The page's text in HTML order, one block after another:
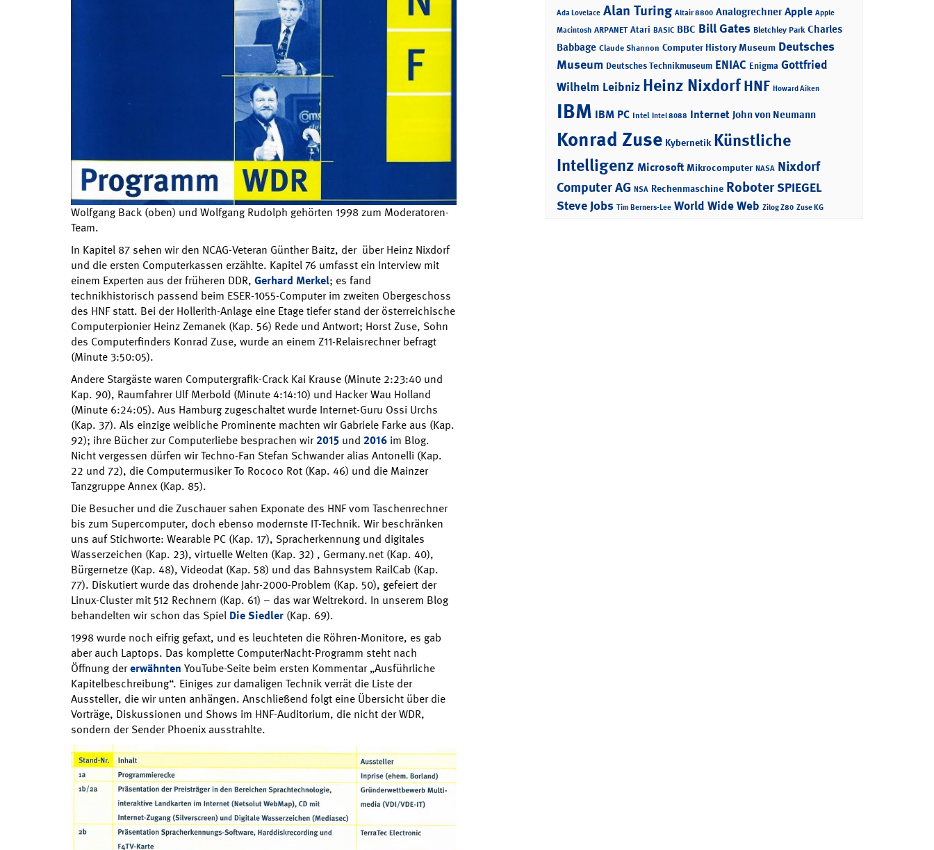
Wolfgang Back (oben) und Wolfgang Rudolph gehörten 1998 zum Moderatoren-
Team.
In Kapitel 87 sehen wir den NCAG-Veteran Günther Baitz, der über Heinz Nixdorf
und die ersten Computerkassen erzählte. Kapitel 76 umfasst ein Interview mit
einem Experten aus der früheren DDR, Gerhard Merkel; es fand
technikhistorisch passend beim ESER-1055-Computer im zweiten Obergeschoss
des HNF statt. Bei der Hollerith-Anlage eine Etage tiefer stand der österreichische
Computerpionier Heinz Zemanek (Kap. 56) Rede und Antwort; Horst Zuse, Sohn
des Computerfinders Konrad Zuse, wurde an einem Z11-Relaisrechner befragt
(Minute 3:50:05).
Andere Stargäste waren Computergrafik-Crack Kai Krause (Minute 2:23:40 und
Kap. 90), Raumfahrer Ulf Merbold (Minute 4:14:10) und Hacker Wau Holland
(Minute 6:24:05). Aus Hamburg zugeschaltet wurde Internet-Guru Ossi Urchs
(Kap. 37). Als einzige weibliche Prominente machten wir Gabriele Farke aus (Kap.
92); ihre Bücher zur Computerliebe besprachen wir2015 und 2016 im Blog.
Nicht vergessen dürfen wir Techno-Fan Stefan Schwander alias Antonelli (Kap.
22 und 72), die Computermusiker To Rococo Rot (Kap. 46) und die Mainzer
Tanzgruppe Annex (Kap. 85).
Die Besucher und die Zuschauer sahen Exponate des HNF vom Taschenrechner
bis zum Supercomputer, doch ebenso modernste IT-Technik. Wir beschränken
uns auf Stichworte: Wearable PC (Kap. 17), Spracherkennung und digitales
Wasserzeichen (Kap. 23), virtuelle Welten (Kap. 32) , Germany.net (Kap. 40),
Bürgernetze (Kap. 48), Videodat (Kap. 58) und das Bahnsystem RailCab (Kap.
77). Diskutiert wurde das drohende Jahr-2000-Problem (Kap. 50), gefeiert der
Linux-Cluster mit 512 Rechnern (Kap. 61) – das war Weltrekord. In unserem Blog
behandelten wir schon das Spiel Die Siedler (Kap. 69).
1998 wurde noch eifrig gefaxt, und es leuchteten die Röhren-Monitore, es gab
aber auch Laptops. Das komplette ComputerNacht-Programm steht nach
Öffnung dererwähnten YouTube-Seite beim ersten Kommentar „Ausführliche
Kapitelbeschreibung“. Einiges zur damaligen Technik verrät die Liste der
Aussteller, die wir unten anhängen. Anschließend folgt eine Übersicht über die
Vorträge, Diskussionen und Shows im HNF-Auditorium, die nicht der WDR,
sondern der Sender Phoenix ausstrahlte.
Ada Lovelace Alan Turing Altair 8800 Analogrechner Apple Apple
Macintosh ARPANET Atari BASIC BBC Bill Gates Bletchley Park Charles
Babbage Claude Shannon Computer History Museum Deutsches
Museum Deutsches Technikmuseum ENIAC Enigma Gottfried
Wilhelm Leibniz Heinz NixdorfHNF Howard Aiken
IBM IBM PC Intel Intel 8088 Internet John von Neumann
Konrad Zuse Kybernetik Künstliche
Intelligenz Microsoft Mikrocomputer NASA Nixdorf
Computer AG NSA Rechenmaschine RoboterSPIEGEL
Steve Jobs Tim Berners-Lee World Wide Web Zilog Z80 Zuse KG